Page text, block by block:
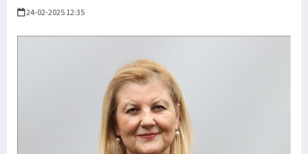
24-02-2025 12:35